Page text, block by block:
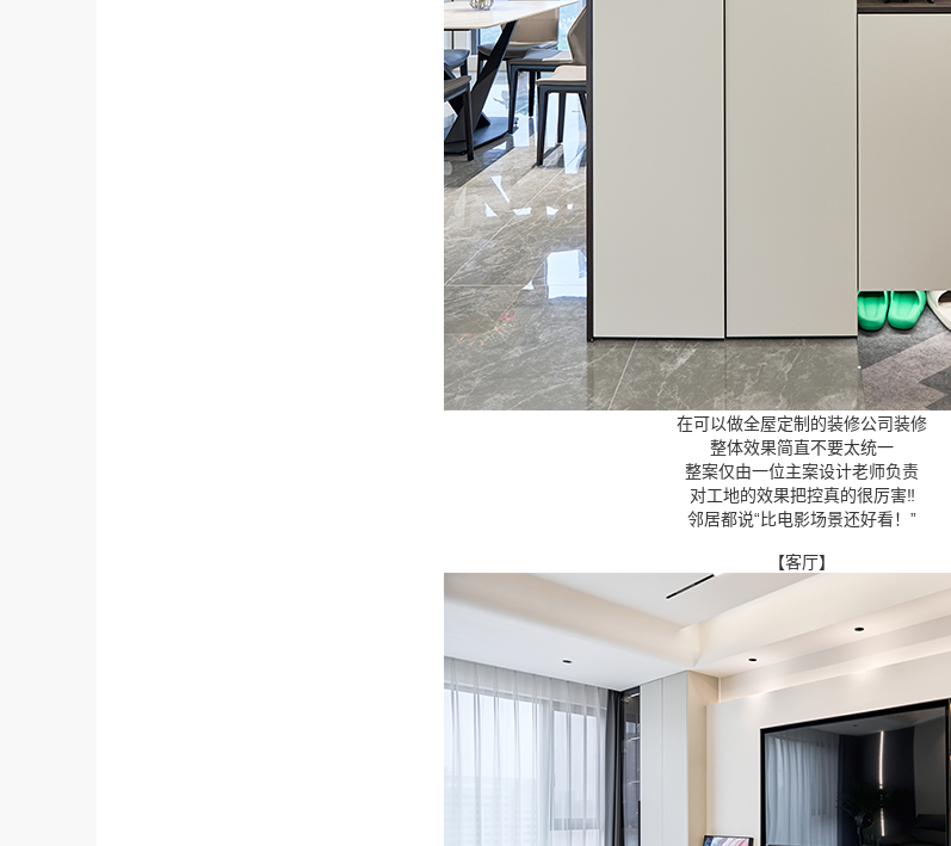
在可以做全屋定制的装修公司装修
整体效果简直不要太统一
整案仅由一位主案设计老师负责
对工地的效果把控真的很厉害‼️
邻居都说“比电影场景还好看！”
【客厅】